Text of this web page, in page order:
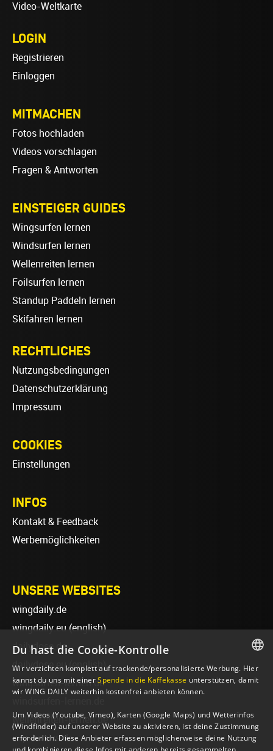
Video-Weltkarte
LOGIN
Registrieren
Einloggen
MITMACHEN
Fotos hochladen
Videos vorschlagen
Fragen & Antworten
EINSTEIGER GUIDES
Wingsurfen lernen
Windsurfen lernen
Wellenreiten lernen
Foilsurfen lernen
Standup Paddeln lernen
Skifahren lernen
RECHTLICHES
Nutzungsbedingungen
Datenschutzerklärung
Impressum
COOKIES
Einstellungen
INFOS
Kontakt & Feedback
Werbemöglichkeiten
UNSERE WEBSITES
wingdaily.de
wingdaily.eu(english)
dailydose.de
dailydose.eu (english)
wingsurfen-lernen.de
wellenreiten-lernen.de
sup-basics.de
GERMAN
Du hast die Cookie-Kontrolle
Wir verzichten komplett auf trackende/personalisierte Werbung. Hier
kannst du uns mit einerSpende in die Kaffekasse unterstützen, damit
wir WING DAILY weiterhin kostenfrei anbieten können.
Um Videos (Youtube, Vimeo), Karten (Google Maps) und Wetterinfos
(Windfinder) auf unserer Website zu aktivieren, ist deine Zustimmung
erforderlich. Diese Anbieter erfassen möglicherweise deine Nutzung